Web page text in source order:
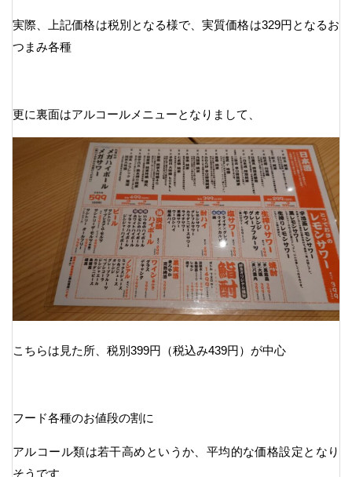
実際、上記価格は税別となる様で、実質価格は329円となるお
つまみ各種
更に裏面はアルコールメニューとなりまして、
こちらは見た所、税別399円（税込み439円）が中心
フード各種のお値段の割に
アルコール類は若干高めというか、平均的な価格設定となり
そうです